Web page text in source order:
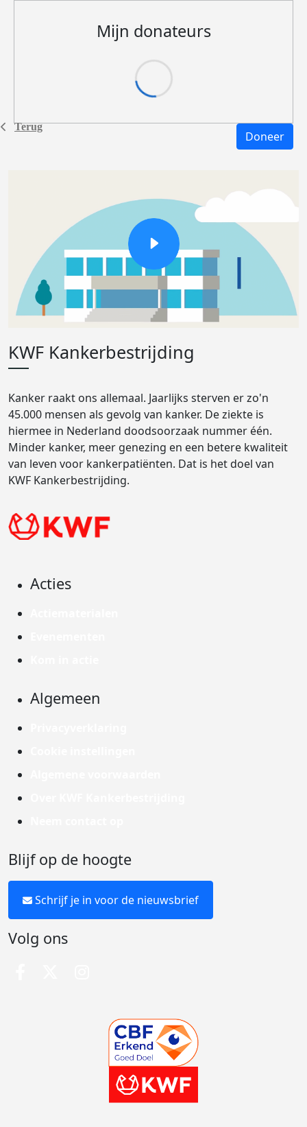
Terug
Mijn donateurs
Doneer
KWF Kankerbestrijding
Kanker raakt ons allemaal. Jaarlijks sterven er zo'n
45.000 mensen als gevolg van kanker. De ziekte is
hiermee in Nederland doodsoorzaak nummer één.
Minder kanker, meer genezing en een betere kwaliteit
van leven voor kankerpatiënten. Dat is het doel van
KWF Kankerbestrijding.
Acties
Algemeen
Blijf op de hoogte
Schrijf je in voor de nieuwsbrief
Volg ons